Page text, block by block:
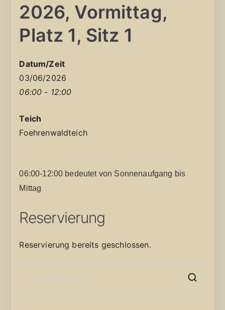
2026, Vormittag,
Platz 1, Sitz 1
Datum/Zeit
03/06/2026
06:00 - 12:00
Teich
Foehrenwaldteich
06:00-12:00 bedeutet von Sonnenaufgang bis
Mittag
Reservierung
Reservierung bereits geschlossen.